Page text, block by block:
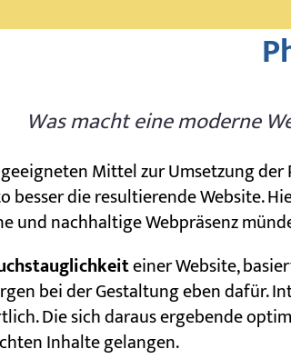
Was macht eine moderne
Mittel zur Umsetzung
die resultierende Website.
und nachhaltige Webpräsenz
einer Website,
bei der Gestaltung eben dafür.
Die sich daraus ergebende
Inhalte gelangen.